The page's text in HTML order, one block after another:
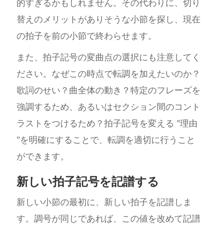
的すぎるかもしれません。その代わりに、切り
替えのメリットがありそうな小節を探し、現在
の拍子を前の小節で終わらせます。
また、拍子記号の変曲点の選択にも注意してく
ださい。なぜこの時点で転調を加えたいのか？
歌詞のせい？曲全体の動き？特定のフレーズを
強調するため、あるいはセクション間のコント
ラストをつけるため？拍子記号を変える "理由
"を明確にすることで、転調を適切に行うこと
ができます。
新しい拍子記号を記譜する
新しい小節の最初に、新しい拍子を記譜しま
す。調号が同じであれば、この値を改めて記譜